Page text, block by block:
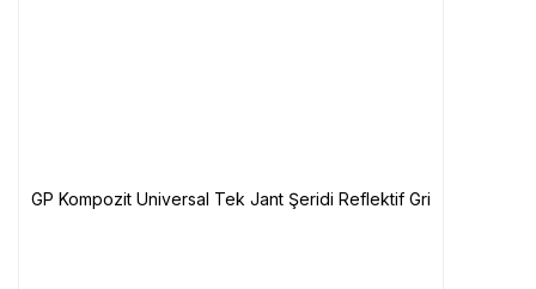
GP Kompozit Universal Tek Jant Şeridi Reflektif Gri